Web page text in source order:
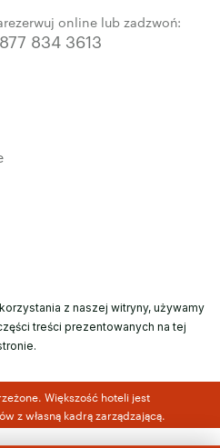
online lub zadzwoń:
834 3613
z naszej witryny, używamy
treści prezentowanych na tej
Większość hoteli jest
z własną kadrą zarządzającą.